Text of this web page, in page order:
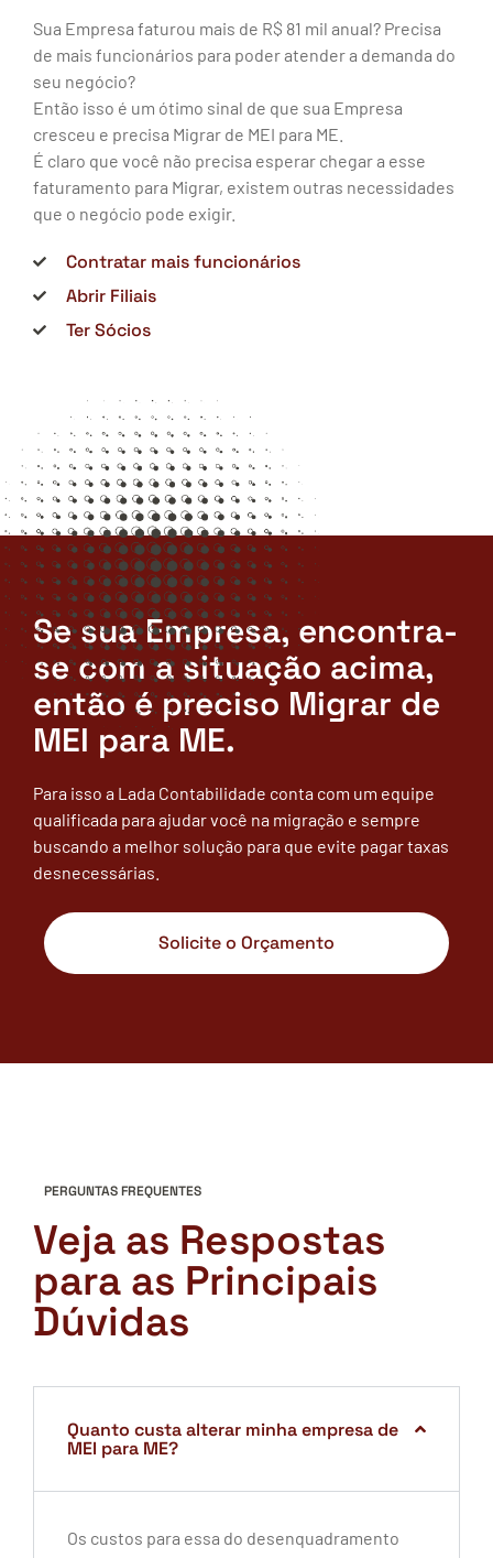
Sua Empresa faturou mais de R$ 81 mil anual? Precisa
de mais funcionários para poder atender a demanda do
seu negócio?
Então isso é um ótimo sinal de que sua Empresa
cresceu e precisa Migrar de MEI para ME.
É claro que você não precisa esperar chegar a esse
faturamento para Migrar, existem outras necessidades
que o negócio pode exigir.
Contratar mais funcionários
Abrir Filiais
Ter Sócios
Se sua Empresa, encontra-
se com a situação acima,
então é preciso Migrar de
MEI para ME.
Para isso a Lada Contabilidade conta com um equipe
qualificada para ajudar você na migração e sempre
buscando a melhor solução para que evite pagar taxas
desnecessárias.
Solicite o Orçamento
PERGUNTAS FREQUENTES
Veja as Respostas
para as Principais
Dúvidas
Quanto custa alterar minha empresa de
MEI para ME?
Os custos para essa do desenquadramento